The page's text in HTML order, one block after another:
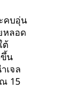
คบอุ่น
หลอด
ต้
น
เจล
15